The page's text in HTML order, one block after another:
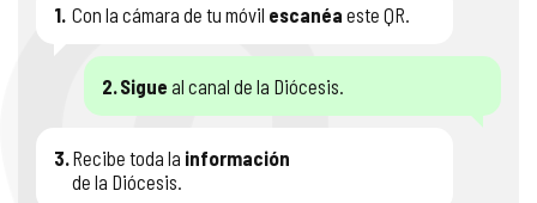
1. Con la cámara de tu móvil escanéa este QR.
2. Sigue al canal de la Diócesis.
3. Recibe toda la información
de la Diócesis.